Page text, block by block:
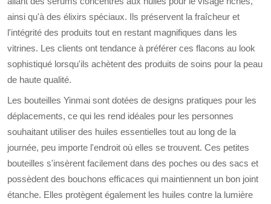
ainsi qu'à des élixirs spéciaux. Ils préservent la fraîcheur et
l'intégrité des produits tout en restant magnifiques dans les
vitrines. Les clients ont tendance à préférer ces flacons au look
sophistiqué lorsqu'ils achètent des produits de soins pour la peau
de haute qualité.
Les bouteilles Yinmai sont dotées de designs pratiques pour les
déplacements, ce qui les rend idéales pour les personnes
souhaitant utiliser des huiles essentielles tout au long de la
journée, peu importe l'endroit où elles se trouvent. Ces petites
bouteilles s'insèrent facilement dans des poches ou des sacs et
possèdent des bouchons efficaces qui maintiennent un bon joint
étanche. Elles protègent également les huiles contre la lumière